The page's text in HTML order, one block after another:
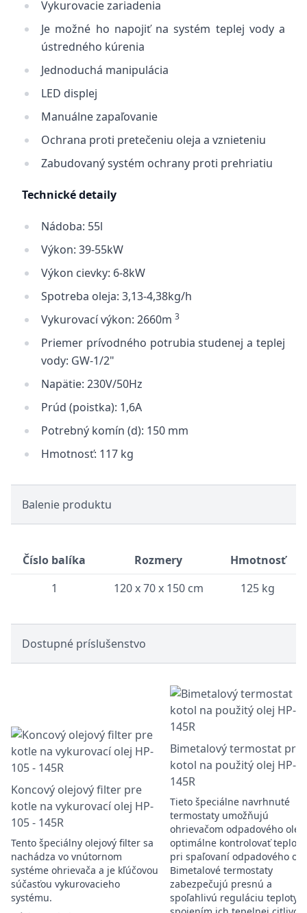
Vykurovacie zariadenia
Je možné ho napojiť na systém teplej vody a
ústredného kúrenia
Jednoduchá manipulácia
LED displej
Manuálne zapaľovanie
Ochrana proti pretečeniu oleja a vznieteniu
Zabudovaný systém ochrany proti prehriatiu
Technické detaily
Nádoba: 55l
Výkon: 39-55kW
Výkon cievky: 6-8kW
Spotreba oleja: 3,13-4,38kg/h
Vykurovací výkon: 2660m 3
Priemer prívodného potrubia studenej a teplej
vody: GW-1/2"
Napätie: 230V/50Hz
Prúd (poistka): 1,6A
Potrebný komín (d): 150 mm
Hmotnosť: 117 kg
Balenie produktu
Číslo balíka Rozmery
Hmotnosť
1
120 x 70 x 150 cm 125 kg
Dostupné príslušenstvo
Koncový olejový filter pre
kotle na vykurovací olej HP-
105 - 145R
Tento špeciálny olejový filter sa
nachádza vo vnútornom
systéme ohrievača a je kľúčovou
súčasťou vykurovacieho
systému.
Bimetalový termostat pre
kotol na použitý olej HP-
145R
Tieto špeciálne navrhnuté
termostaty umožňujú
ohrievačom odpadového oleja
optimálne kontrolovať teplotu
pri spaľovaní odpadového
Bimetalové termostaty
zabezpečujú presnú a
spoľahlivú reguláciu teploty